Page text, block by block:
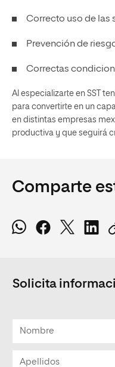
Correcto uso de las
Prevención de
Correctas
Al especializarte en SST
para convertirte en un
en distintas empresas
productiva y que seguirá
Comparte
Solicita